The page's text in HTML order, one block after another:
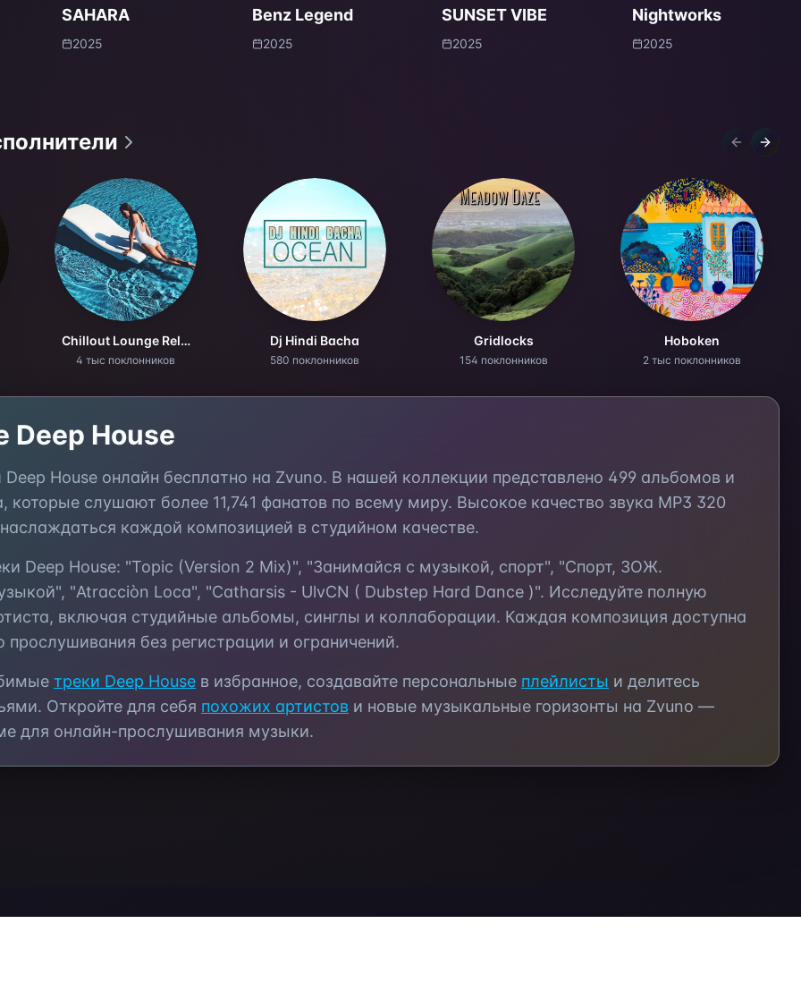
SAHARA
2025
Benz Legend
2025
SUNSET VIBE
2025
Nightworks
2025
Previous
Next
Chillout Lounge Relax
4 тыс поклонников
Dj Hindi Bacha
580 поклонников
Gridlocks
154 поклонников
Hoboken
2 тыс поклонников
Deep House
Deep House онлайн бесплатно на Zvuno. В нашей коллекции представлено 499 альбомов и
которые слушают более 11,741 фанатов по всему миру. Высокое качество звука MP3 320
каждой композицией в студийном качестве.
Deep House: "Topic (Version 2 Mix)", "Занимайся с музыкой, спорт", "Спорт, ЗОЖ.
"Atracciòn Loca", "Catharsis - UlvCN ( Dubstep Hard Dance )". Исследуйте полную
включая студийные альбомы, синглы и коллаборации. Каждая композиция доступна
прослушивания без регистрации и ограничений.
треки Deep House в избранное, создавайте персональные плейлисты и делитесь
Откройте для себя похожих артистов и новые музыкальные горизонты на Zvuno —
для онлайн-прослушивания музыки.